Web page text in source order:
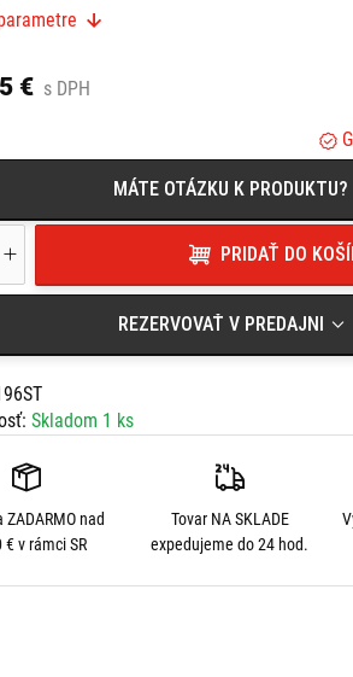
(22-23)
€ s DPH
MÁTE OTÁZKU K PRODUKTU?
PRIDAŤ DO
REZERVOVAŤ V PREDAJNI
Skladom 1 ks
ZADARMOnad
€ v rámci SR
Tovar NA SKLADE
expedujeme do 24 hod.